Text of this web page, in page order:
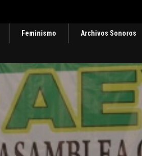
Feminismo Archivos Sonoros